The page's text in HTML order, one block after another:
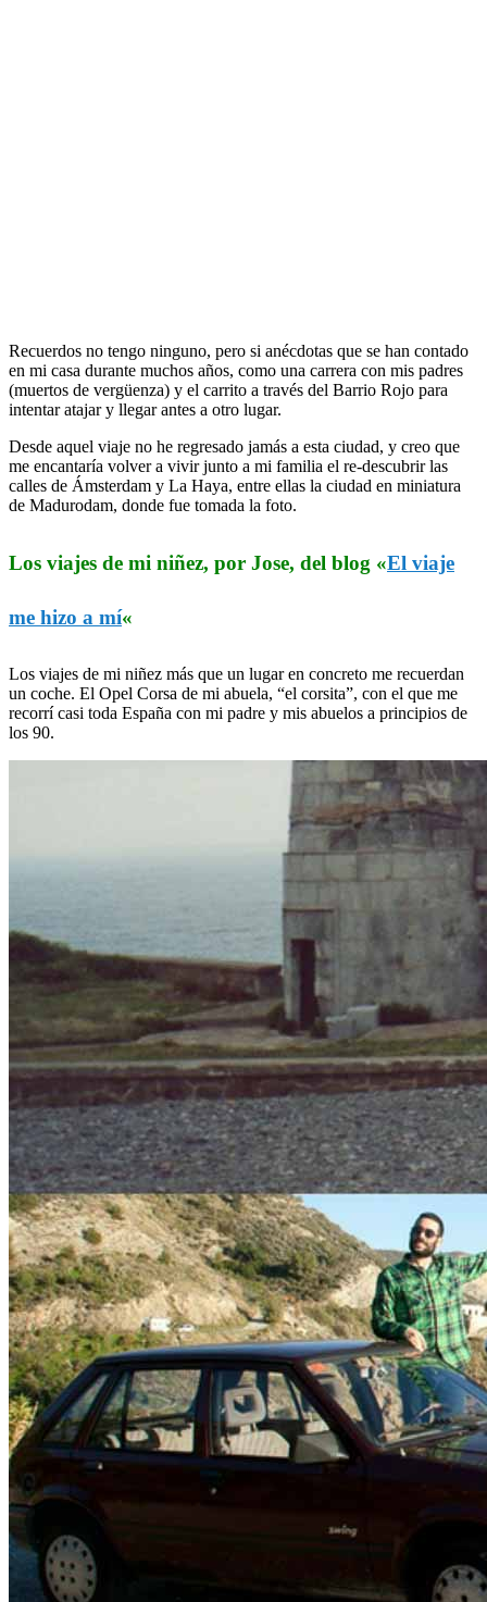
Recuerdos no tengo ninguno, pero si anécdotas que se han contado
en mi casa durante muchos años, como una carrera con mis padres
(muertos de vergüenza) y el carrito a través del Barrio Rojo para
intentar atajar y llegar antes a otro lugar.
Desde aquel viaje no he regresado jamás a esta ciudad, y creo que
me encantaría volver a vivir junto a mi familia el re-descubrir las
calles de Ámsterdam y La Haya, entre ellas la ciudad en miniatura
de Madurodam, donde fue tomada la foto.
Los viajes de mi niñez, por Jose, del blog «El viaje
me hizo a mí«
Los viajes de mi niñez más que un lugar en concreto me recuerdan
un coche. El Opel Corsa de mi abuela, “el corsita”, con el que me
recorrí casi toda España con mi padre y mis abuelos a principios de
los 90.